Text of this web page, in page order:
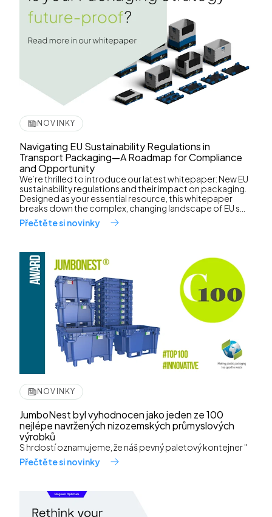
NOVINKY
Navigating EU Sustainability Regulations in
Transport Packaging—A Roadmap for Compliance
and Opportunity
We’re thrilled to introduce our latest whitepaper: New EU
sustainability regulations and their impact on packaging.
Designed as your essential resource, this whitepaper
breaks down the complex, changing landscape of EU s...
Přečtěte si novinky
NOVINKY
JumboNest byl vyhodnocen jako jeden ze 100
nejlépe navržených nizozemských průmyslových
výrobků
S hrdostí oznamujeme, že náš pevný paletový kontejner "
Přečtěte si novinky